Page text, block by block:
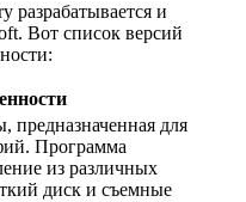
разрабатывается и
Вот список версий
предназначенная для
Программа
из различных
диск и съемные